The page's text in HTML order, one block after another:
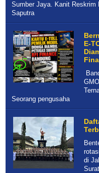
Sumber Jaya. Kanit Reskrim
Saputra
E-
Seorang pengusaha
di